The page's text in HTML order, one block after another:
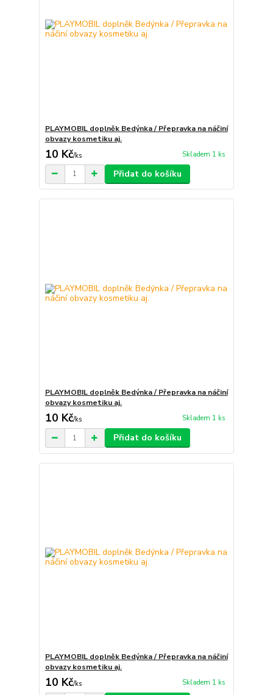
PLAYMOBIL doplněk Bedýnka / Přepravka na náčiní
obvazy kosmetiku aj.
10 Kč/ks Skladem 1 ks
Přidat do košíku
PLAYMOBIL doplněk Bedýnka / Přepravka na náčiní
obvazy kosmetiku aj.
10 Kč/ks Skladem 1 ks
Přidat do košíku
PLAYMOBIL doplněk Bedýnka / Přepravka na náčiní
obvazy kosmetiku aj.
10 Kč/ks Skladem 1 ks